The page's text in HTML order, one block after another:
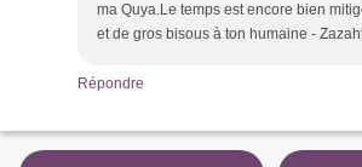
ma Quya.Le temps est encore bien
et de gros bisous à ton humaine -
Répondre